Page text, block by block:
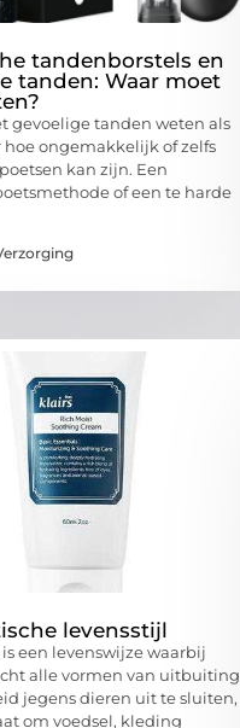
tandenborstels en
tanden: Waar moet
gevoelige tanden weten als
hoe ongemakkelijk of zelfs
kan zijn. Een
of een te harde
levensstijl
een levenswijze waarbij
alle vormen van uitbuiting
jegens dieren uit te sluiten,
om voedsel, kleding